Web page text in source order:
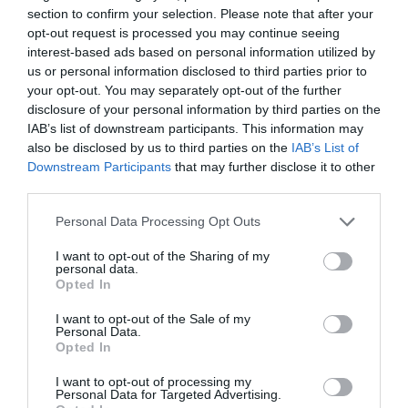
section to confirm your selection. Please note that after your
opt-out request is processed you may continue seeing
interest-based ads based on personal information utilized by
us or personal information disclosed to third parties prior to
your opt-out. You may separately opt-out of the further
disclosure of your personal information by third parties on the
IAB’s list of downstream participants. This information may
also be disclosed by us to third parties on the IAB’s List of
Downstream Participants that may further disclose it to other
Personal Data Processing Opt Outs
I want to opt-out of the Sharing of my
personal data.
Opted In
I want to opt-out of the Sale of my
Personal Data.
Opted In
I want to opt-out of processing my
Personal Data for Targeted Advertising.
Taking EVERYTHING away from your 16
year old daughter, talking about sending her
to boarding school, making her life
miserable for 2 years, because she did one
(awful, admittedly) thing whilst grieving the
fact you barely…
pic.twitter.com/GReDIt3Lam
— Hazel Appleyard (@HazelAppleyard_)
April 14, 2024
Μετά από αυτό ο πατέρας αποφάσισε να της
επιβάλει σκληρούςόρουςστην καθημερινότητά
της. Το κορίτσι πρέπει να πηγαίνει σπίτι
κατευθείαν μόλις τελειώνει το σχολείο.
έχει μέσα κοινωνικής δικτύωσης, δεν θα
συμμετέχει στα σχολικά ή άλλα ταξίδια και